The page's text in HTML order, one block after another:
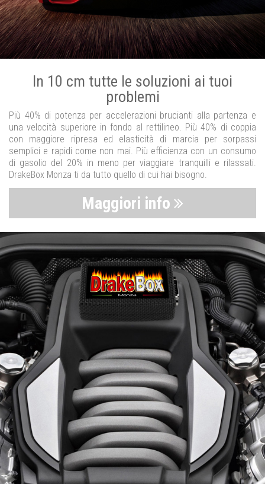
In 10 cm tutte le soluzioni ai tuoi
problemi
Più 40% di potenza per accelerazioni brucianti alla partenza e
una velocità superiore in fondo al rettilineo. Più 40% di coppia
con maggiore ripresa ed elasticità di marcia per sorpassi
semplici e rapidi come non mai. Più efficienza con un consumo
di gasolio del 20% in meno per viaggiare tranquilli e rilassati.
DrakeBox Monza ti da tutto quello di cui hai bisogno.
Maggiori info